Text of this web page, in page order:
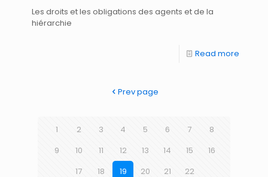
Les droits et les obligations des agents et de la
hiérarchie
Read more
Prev page
1 2 3 4 5 6 7
8
9
10 11 12 13 14 15
16
17
18 19 20 21 22